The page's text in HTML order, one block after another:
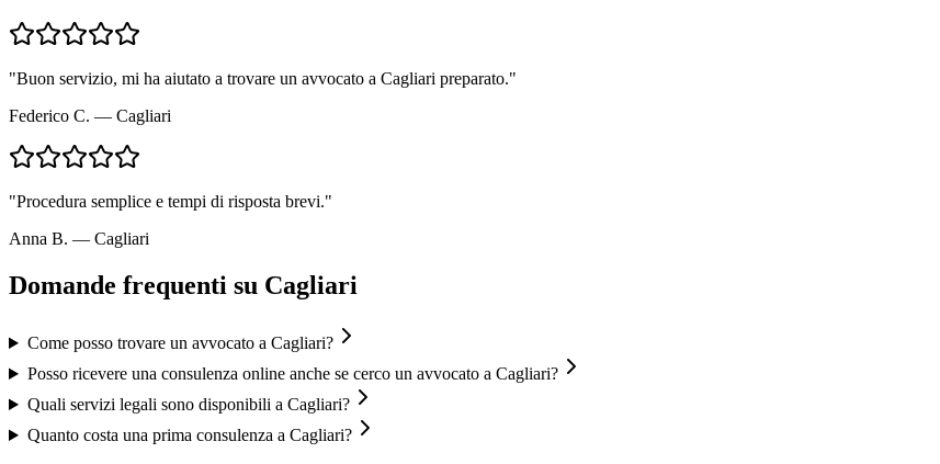
"Buon servizio, mi ha aiutato a trovare un avvocato a Cagliari preparato."
Federico C. — Cagliari
"Procedura semplice e tempi di risposta brevi."
Anna B. — Cagliari
Domande frequenti su Cagliari
Come posso trovare un avvocato a Cagliari?
Posso ricevere una consulenza online anche se cerco un avvocato a Cagliari?
Quali servizi legali sono disponibili a Cagliari?
Quanto costa una prima consulenza a Cagliari?